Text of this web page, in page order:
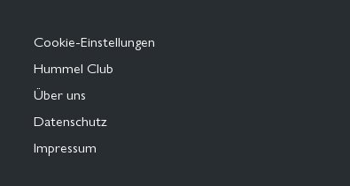
Cookie-Einstellungen
Hummel Club
Über uns
Datenschutz
Impressum